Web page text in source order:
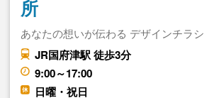
所
あなたの想いが伝わる デザインチラシ
JR国府津駅 徒歩3分
9:00～17:00
日曜・祝日